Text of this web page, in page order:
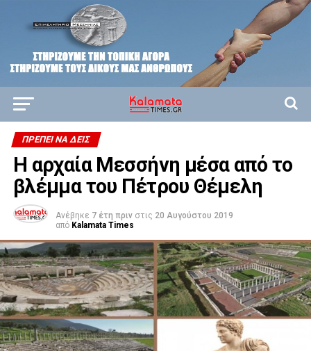
ΠΡΈΠΕΙ ΝΑ ΔΕΙΣ
Η αρχαία Μεσσήνη μέσα από το
βλέμμα του Πέτρου Θέμελη
Ανέβηκε 7 έτη πριν στις 20 Αυγούστου 2019
από Kalamata Times